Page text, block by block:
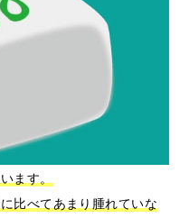
ます。
比べてあまり腫れていな